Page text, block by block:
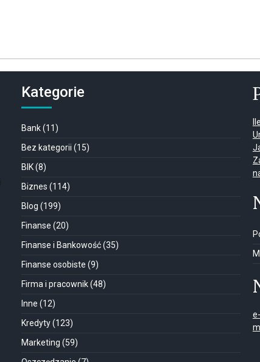
Kategorie
Bank(11)
Bez kategorii (15)
BIK(8)
Biznes (114)
Blog (199)
Finanse (20)
Finanse i Bankowość(35)
Finanse osobiste (9)
Firma i pracownik(48)
Inne (12)
Kredyty(123)
Marketing (59)